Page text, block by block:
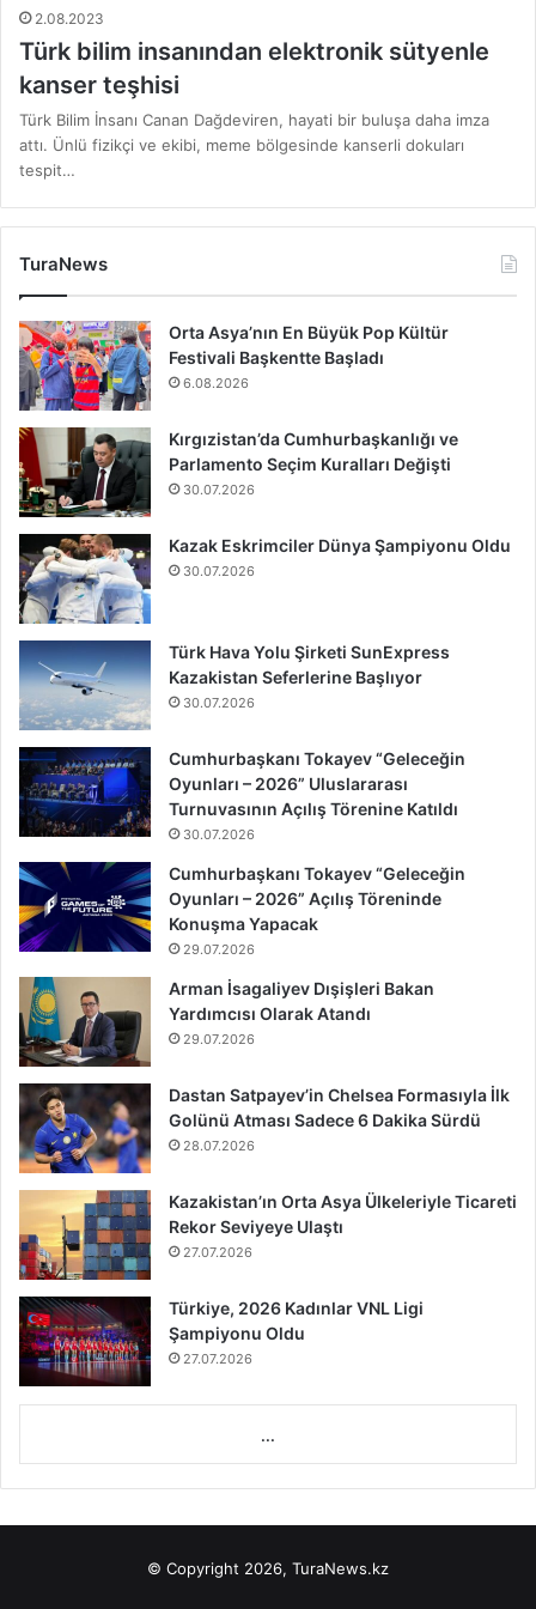
2.08.2023
Türk bilim insanından elektronik sütyenle
kanser teşhisi
Türk Bilim İnsanı Canan Dağdeviren, hayati bir buluşa daha imza
attı. Ünlü fizikçi ve ekibi, meme bölgesinde kanserli dokuları
tespit…
TuraNews
Orta Asya’nın En Büyük Pop Kültür
Festivali Başkentte Başladı
6.08.2026
Kırgızistan’da Cumhurbaşkanlığı ve
Parlamento Seçim Kuralları Değişti
30.07.2026
Kazak Eskrimciler Dünya Şampiyonu Oldu
30.07.2026
Türk Hava Yolu Şirketi SunExpress
Kazakistan Seferlerine Başlıyor
30.07.2026
Cumhurbaşkanı Tokayev “Geleceğin
Oyunları – 2026” Uluslararası
Turnuvasının Açılış Törenine Katıldı
30.07.2026
Cumhurbaşkanı Tokayev “Geleceğin
Oyunları – 2026” Açılış Töreninde
Konuşma Yapacak
29.07.2026
Arman İsagaliyev Dışişleri Bakan
Yardımcısı Olarak Atandı
29.07.2026
Dastan Satpayev’in Chelsea Formasıyla İlk
Golünü Atması Sadece 6 Dakika Sürdü
28.07.2026
Kazakistan’ın Orta Asya Ülkeleriyle Ticareti
Rekor Seviyeye Ulaştı
27.07.2026
Türkiye, 2026 Kadınlar VNL Ligi
Şampiyonu Oldu
27.07.2026
...
© Copyright 2026, TuraNews.kz